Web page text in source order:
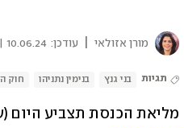
מורן אזולאי עודכן: 10.06.24 | 04:26
תגיות בני גנץ בנימין נתניהו חוק
מליאת הכנסת תצביע היום